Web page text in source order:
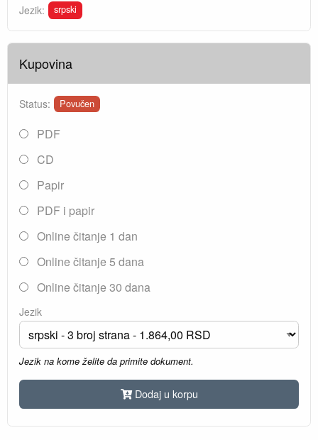
Jezik: srpski
Kupovina
Status: Povučen
PDF
CD
Papir
PDF i papir
Online čitanje 1 dan
Online čitanje 5 dana
Online čitanje 30 dana
Jezik
Jezik na kome želite da primite dokument.
Dodaj u korpu